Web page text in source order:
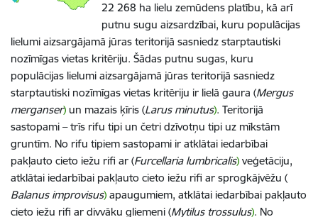
22 268 ha lielu zemūdens platību, kā arī
putnu sugu aizsardzībai, kuru populācijas
lielumi aizsargājamā jūras teritorijā sasniedz starptautiski
nozīmīgas vietas kritēriju. Šādas putnu sugas, kuru
populācijas lielumi aizsargājamā jūras teritorijā sasniedz
starptautiski nozīmīgas vietas kritēriju ir lielā gaura (Mergus
merganser) un mazais ķīris (Larus minutus). Teritorijā
sastopami – trīs rifu tipi un četri dzīvotņu tipi uz mīkstām
gruntīm. No rifu tipiem sastopami ir atklātai iedarbībai
pakļauto cieto iežu rifi ar (Furcellaria lumbricalis) veģetāciju,
atklātai iedarbībai pakļauto cieto iežu rifi ar sprogkājvēžu (​​​​​​​
Balanus improvisus) apaugumiem, atklātai iedarbībai pakļauto
cieto iežu rifi ar divvāku gliemeni (​​​​​​​Mytilus trossulus). No